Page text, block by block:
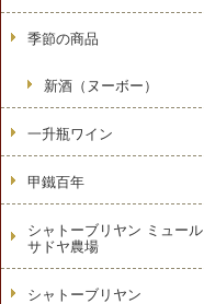
季節の商品
新酒（ヌーボー）
一升瓶ワイン
甲鐵百年
シャトーブリヤン ミュール
サドヤ農場
シャトーブリヤン